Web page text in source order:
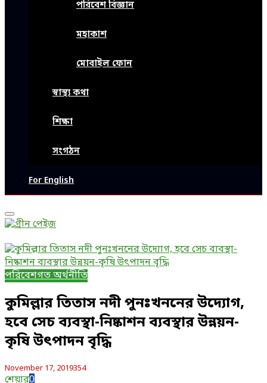
পরিবেশ বিজ্ঞান
মহাকাশ
মোবাইল ফোন
স্বাস্থ্য কথা
শিক্ষা
সংগঠন
For English
Primary
Menu
পরিবেশগত অর্থনীতি
কুমিল্লার তিতাস নদী পুনঃখননের উদ্যোগ,
হবে সেচ ব্যবস্থা-নিষ্কাশন ব্যবস্থার উন্নয়ন-
কৃষি উৎপাদন বৃদ্ধি
November 17, 2019354
শেয়ার0